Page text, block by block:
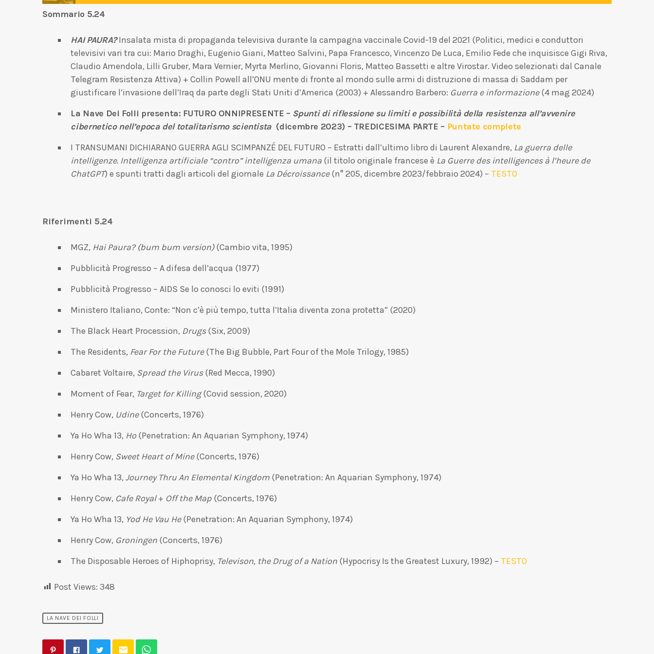
Sommario 5.24
HAI PAURA?Insalata mista di propaganda televisiva durante la campagna vaccinale Covid-19 del 2021 (Politici, medici e conduttori
televisivi vari tra cui: Mario Draghi, Eugenio Giani, Matteo Salvini, Papa Francesco, Vincenzo De Luca, Emilio Fede che inquisisce Gigi Riva,
Claudio Amendola, Lilli Gruber, Mara Vernier, Myrta Merlino, Giovanni Floris, Matteo Bassetti e altre Virostar. Video selezionati dal Canale
Telegram Resistenza Attiva) + Collin Powell all’ONU mente di fronte al mondo sulle armi di distruzione di massa di Saddam per
giustificare l’invasione dell’Iraq da parte degli Stati Uniti d’America (2003) + Alessandro Barbero: Guerra e informazione(4 mag 2024)
La Nave Dei Folli presenta: FUTURO ONNIPRESENTE – Spunti di riflessione su limiti e possibilità della resistenza all’avvenire
cibernetico nell’epoca del totalitarismo scientista (dicembre 2023) – TREDICESIMA PARTE – Puntate complete
I TRANSUMANI DICHIARANO GUERRA AGLI SCIMPANZÉ DEL FUTURO – Estratti dall’ultimo libro di Laurent Alexandre, La guerra delle
intelligenze. Intelligenza artificiale “contro” intelligenza umana (il titolo originale francese è La Guerre des intelligences à l’heure de
ChatGPT) e spunti tratti dagli articoli del giornale La Décroissance(n° 205, dicembre 2023/febbraio 2024) – TESTO
Riferimenti 5.24
MGZ, Hai Paura? (bum bum version)(Cambio vita, 1995)
Pubblicità Progresso – A difesa dell’acqua (1977)
Pubblicità Progresso – AIDS Se lo conosci lo eviti (1991)
Ministero Italiano, Conte: “Non c’è più tempo, tutta l’Italia diventa zona protetta” (2020)
The Black Heart Procession, Drugs(Six, 2009)
The Residents, Fear For the Future(The Big Bubble, Part Four of the Mole Trilogy, 1985)
Cabaret Voltaire, Spread the Virus(Red Mecca, 1990)
Moment of Fear, Target for Killing(Covid session, 2020)
Henry Cow, Udine(Concerts, 1976)
Ya Ho Wha 13, Ho(Penetration: An Aquarian Symphony, 1974)
Henry Cow, Sweet Heart of Mine(Concerts, 1976)
Ya Ho Wha 13,Journey Thru An Elemental Kingdom (Penetration: An Aquarian Symphony, 1974)
Henry Cow, Cafe Royal+ Off the Map (Concerts, 1976)
Ya Ho Wha 13, Yod He Vau He(Penetration: An Aquarian Symphony, 1974)
Henry Cow, Groningen (Concerts, 1976)
The Disposable Heroes of Hiphoprisy, Televison, the Drug of a Nation (Hypocrisy Is the Greatest Luxury, 1992) – TESTO
Post Views: 348
LA NAVE DEI FOLLI
email